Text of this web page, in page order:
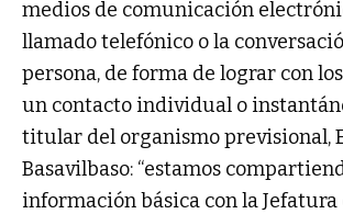
medios de comunicación
llamado telefónico o la
persona, de forma de lograr con
un contacto individual o
titular del organismo previsional,
Basavilbaso: “estamos
información básica con la Jefatura